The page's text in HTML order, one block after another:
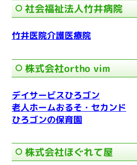
社会福祉法人竹井病院
竹井医院介護医療院
株式会社ortho vim
デイサービスひろゴン
老人ホームおるそ・セカンド
ひろゴンの保育園
株式会社ほぐれて屋